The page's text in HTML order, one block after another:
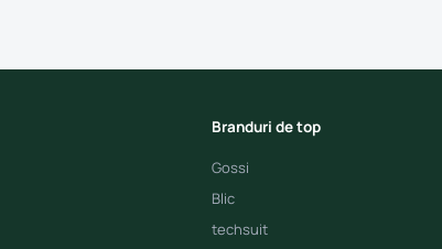
Branduri de top
Gossi
Blic
techsuit